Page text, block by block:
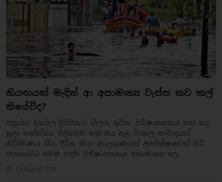
නියඟයක් මැදින් ආ අසාමාන්‍ය වැස්ස තව කල්
තියේවිද?
​පසුගිය දිනවල දිවයිනට බලපෑ අධික වර්ෂාපතනය සහ තද
සුළං තත්ත්වය පිළිබඳව සමාජය තුළ විශාල සංවාදයක්
නිර්මාණය විය. දීර්ඝ නියං කාලගුණයක් අපේක්ෂාවෙන් සිටි
ජනතාවට මෙම හදිසි වර්ෂාපතනය අසාමාන්‍ය ලෙ..
04 August 2026